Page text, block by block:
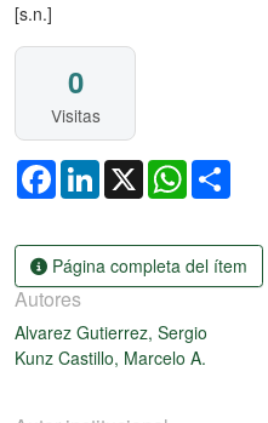
[s.n.]
0
Visitas
FacebookLinkedIn
X WhatsApp
Página completa del ítem
Autores
Alvarez Gutierrez, Sergio
Kunz Castillo, Marcelo A.